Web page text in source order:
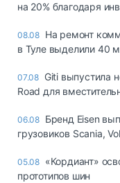
на 20% благодаря
08.08 На ремонт
в Туле выделили 40
07.08 Giti выпустила
Road для
06.08 Бренд Eisen
грузовиков Scania,
05.08 «Кордиант»
прототипов шин